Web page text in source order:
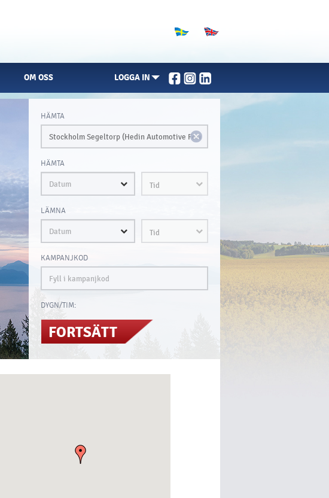
OM OSS LOGGA IN
HÄMTA
HÄMTA
Tid
LÄMNA
Tid
KAMPANJKOD
DYGN/TIM:
FORTSÄTT